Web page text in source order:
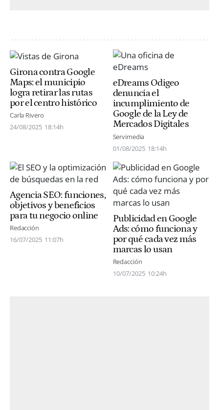
Girona contra Google
Maps: el municipio
logra retirar las rutas
por el centro histórico
Carla Rivero
24/08/2025 18:14h
eDreams Odigeo
denuncia el
incumplimiento de
Google de la Ley de
Mercados Digitales
Servimedia
01/08/2025 18:14h
Agencia SEO: funciones,
objetivos y beneficios
para tu negocio online
Redacción
16/07/2025 11:07h
Publicidad en Google
Ads: cómo funciona y
por qué cada vez más
marcas lo usan
Redacción
10/07/2025 10:24h